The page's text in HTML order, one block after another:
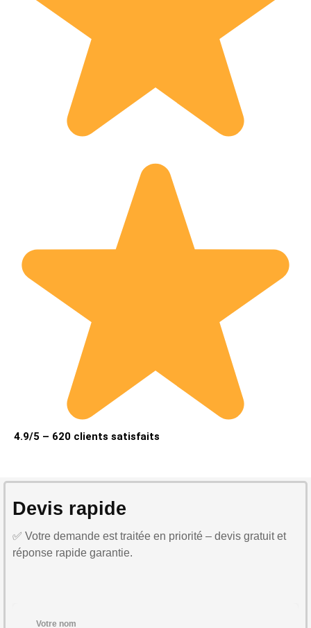
4.9/5 – 620 clients satisfaits
Devis rapide
✅ Votre demande est traitée en priorité – devis gratuit et
réponse rapide garantie.
Votre nom